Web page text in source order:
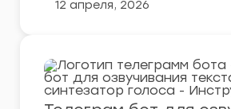
12 апреля, 2026